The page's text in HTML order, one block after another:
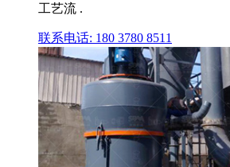
工艺流 .
联系电话: 180 3780 8511